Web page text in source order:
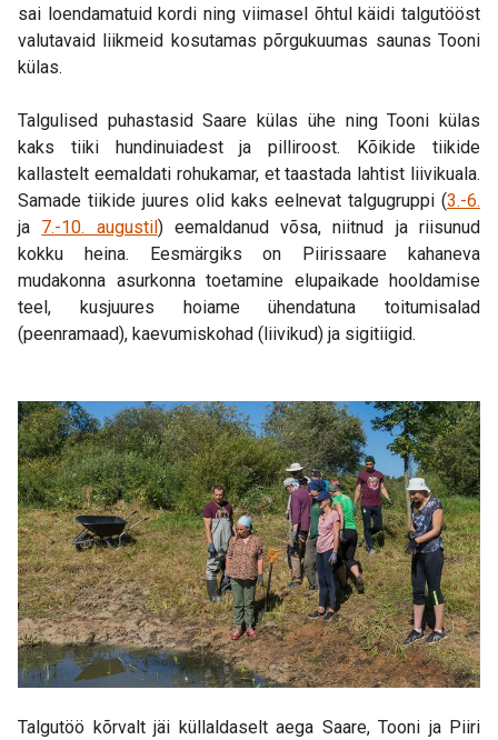
sai loendamatuid kordi ning viimasel õhtul käidi talgutööst
valutavaid liikmeid kosutamas põrgukuumas saunas Tooni
külas.
Talgulised puhastasid Saare külas ühe ning Tooni külas
kaks tiiki hundinuiadest ja pilliroost. Kõikide tiikide
kallastelt eemaldati rohukamar, et taastada lahtist liivikuala.
Samade tiikide juures olid kaks eelnevat talgugruppi (3.-6.
ja 7.-10. augustil) eemaldanud võsa, niitnud ja riisunud
kokku heina. Eesmärgiks on Piirissaare kahaneva
mudakonna asurkonna toetamine elupaikade hooldamise
teel, kusjuures hoiame ühendatuna toitumisalad
(peenramaad), kaevumiskohad (liivikud) ja sigitiigid.
Talgutöö kõrvalt jäi küllaldaselt aega Saare, Tooni ja Piiri